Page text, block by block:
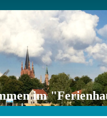
im